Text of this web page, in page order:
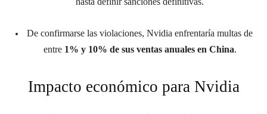
De confirmarse las violaciones, Nvidia enfrentaría multas de
entre 1% y 10% de sus ventas anuales en China.
Impacto económico para Nvidia